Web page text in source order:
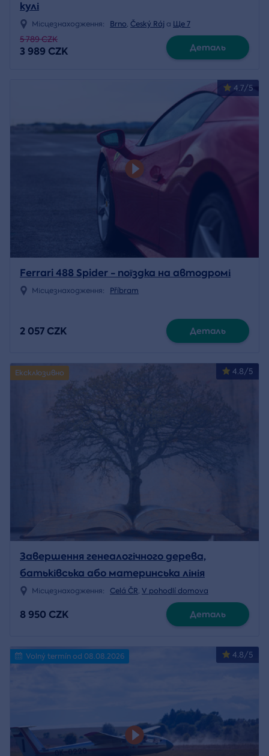
кулі
Місцезнаходження: Brno, Český Ráj a Ще 7
5 789 CZK
3 989 CZK Деталь
4.7/5
Ferrari 488 Spider - поїздка на автодромі
Місцезнаходження: Příbram
2 057 CZK Деталь
4.8/5
Ексклюзивно
Завершення генеалогічного дерева,
батьківська або материнська лінія
Місцезнаходження: Celá ČR, V pohodlí domova
8 950 CZK Деталь
4.8/5
Volný termín od 08.08.2026